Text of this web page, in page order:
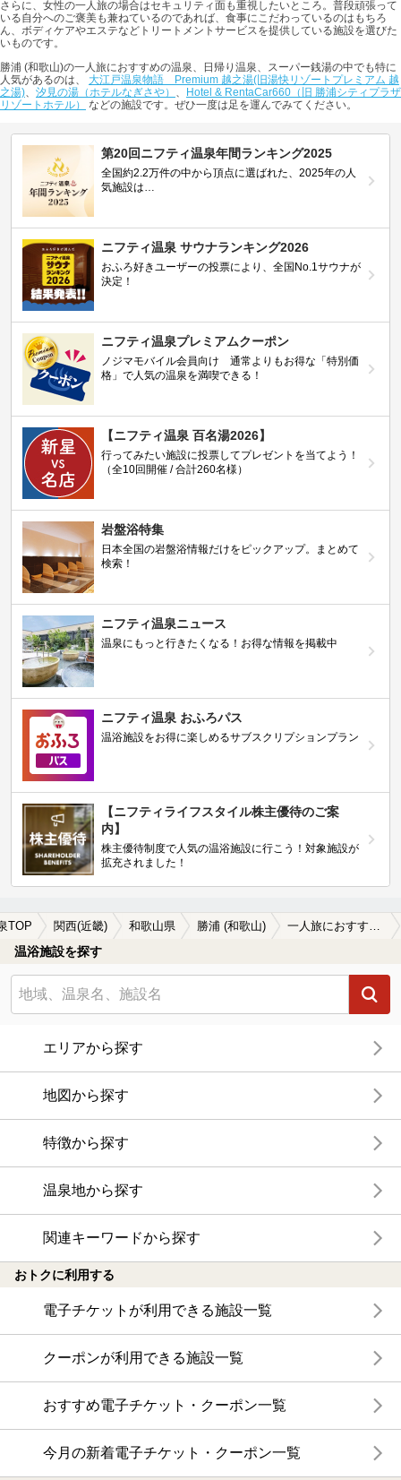
さらに、女性の一人旅の場合はセキュリティ面も重視したいところ。普段頑張って
いる自分へのご褒美も兼ねているのであれば、食事にこだわっているのはもちろ
ん、ボディケアやエステなどトリートメントサービスを提供している施設を選びた
いものです。
勝浦 (和歌山)の一人旅におすすめの温泉、日帰り温泉、スーパー銭湯の中でも特に
人気があるのは、 大江戸温泉物語 Premium 越之湯(旧湯快リゾートプレミアム 越
之湯)、 汐見の湯（ホテルなぎさや） 、
Hotel & RentaCar660（旧 勝浦シティプラザ
リゾートホテル）
などの施設です。ぜひ一度は足を運んでみてください。
第20回ニフティ温泉年間ランキング2025
全国約2.2万件の中から頂点に選ばれた、2025年の人
気施設は…
ニフティ温泉 サウナランキング2026
おふろ好きユーザーの投票により、全国No.1サウナが
決定！
ニフティ温泉プレミアムクーポン
ノジマモバイル会員向け 通常よりもお得な「特別価
格」で人気の温泉を満喫できる！
【ニフティ温泉 百名湯2026】
行ってみたい施設に投票してプレゼントを当てよう！
（全10回開催 / 合計260名様）
岩盤浴特集
日本全国の岩盤浴情報だけをピックアップ。まとめて
検索！
ニフティ温泉ニュース
温泉にもっと行きたくなる！お得な情報を掲載中
ニフティ温泉 おふろパス
温浴施設をお得に楽しめるサブスクリプションプラン
【ニフティライフスタイル株主優待のご案
内】
株主優待制度で人気の温浴施設に行こう！対象施設が
拡充されました！
TOP 関西(近畿) 和歌山県 勝浦 (和歌山) 一人旅におすすめの勝浦 (和歌山)の温泉、日帰り温泉、スーパー銭湯おすすめ
温浴施設を探す
エリアから探す
地図から探す
特徴から探す
温泉地から探す
関連キーワードから探す
おトクに利用する
電子チケットが利用できる施設一覧
クーポンが利用できる施設一覧
おすすめ電子チケット・クーポン一覧
今月の新着電子チケット・クーポン一覧